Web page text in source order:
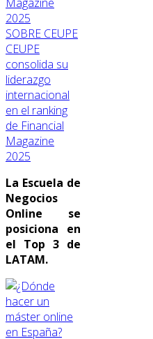
SOBRE CEUPE
CEUPE
consolida su
liderazgo
internacional
en el ranking
de Financial
Magazine
2025
La Escuela de
Negocios
Online se
posiciona en
el Top 3 de
LATAM.